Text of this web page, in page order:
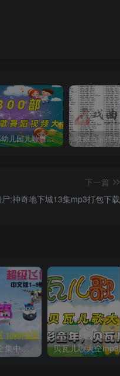
300部幼儿园儿歌舞蹈视频大合集
下一篇
:神奇地下城13集mp3打包下载
超级飞侠动画片1-9季全集中文版视频下载